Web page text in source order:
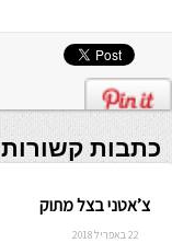
כתבות קשורות
צ’אטני בצל מתוק
22 באפריל 2018